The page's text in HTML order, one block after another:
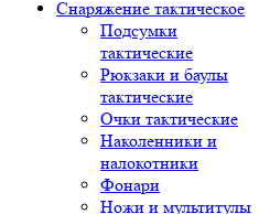
Снаряжение тактическое
Подсумки
тактические
Рюкзаки и баулы
тактические
Очки тактические
Наколенники и
налокотники
Фонари
Ножи и мультитулы